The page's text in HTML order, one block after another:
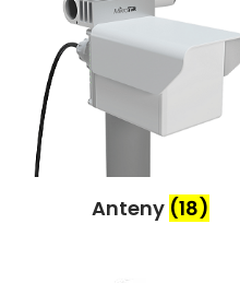
Anteny (18)